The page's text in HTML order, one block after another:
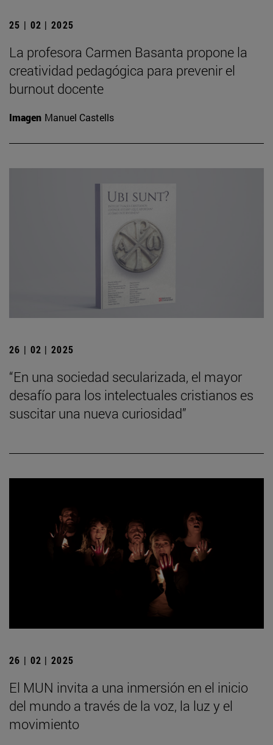
25 | 02 | 2025
La profesora Carmen Basanta propone la
creatividad pedagógica para prevenir el
burnout docente
Imagen Manuel Castells
26 | 02 | 2025
“En una sociedad secularizada, el mayor
desafío para los intelectuales cristianos es
suscitar una nueva curiosidad”
26 | 02 | 2025
El MUN invita a una inmersión en el inicio
del mundo a través de la voz, la luz y el
movimiento